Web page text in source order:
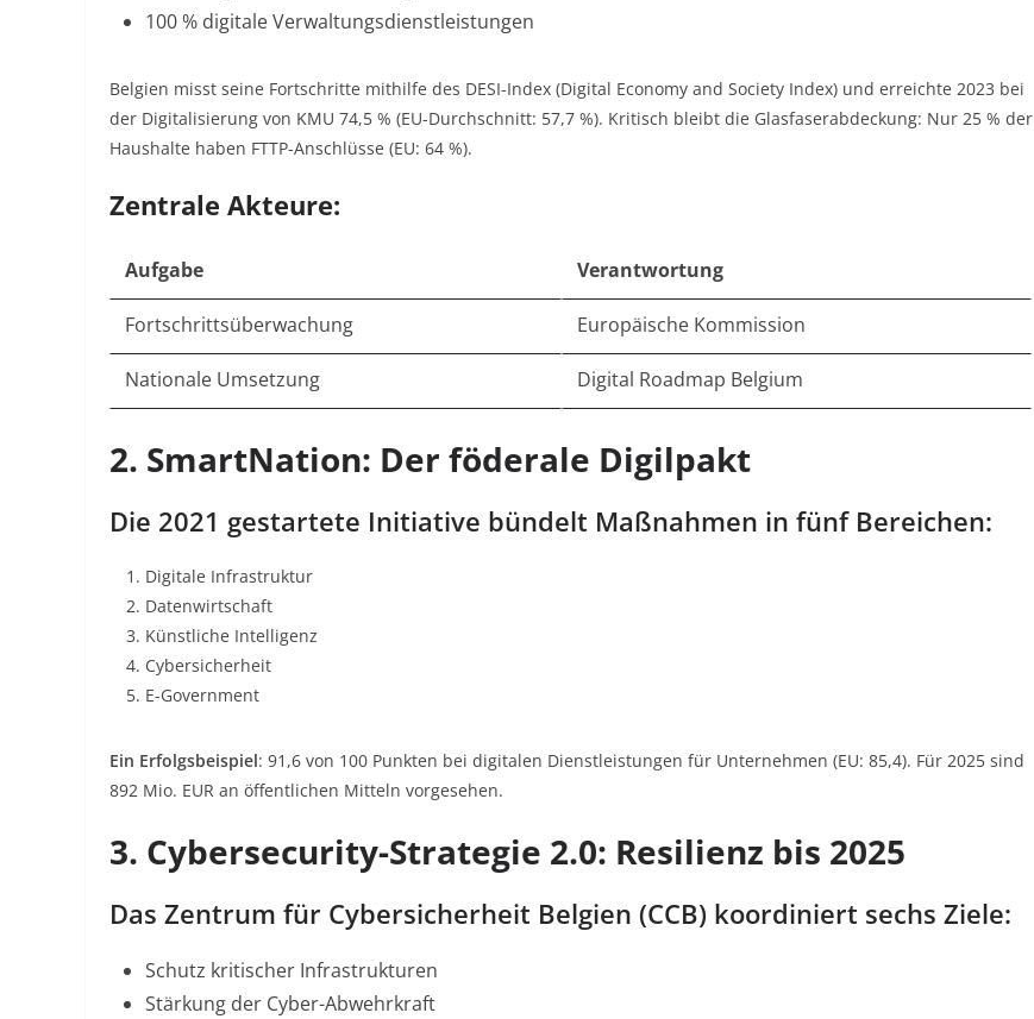
100 % digitale Verwaltungsdienstleistungen
Belgien misst seine Fortschritte mithilfe des DESI-Index (Digital Economy and Society Index) und erreichte 2023 bei
der Digitalisierung von KMU 74,5 % (EU-Durchschnitt: 57,7 %). Kritisch bleibt die Glasfaserabdeckung: Nur 25 % der
Haushalte haben FTTP-Anschlüsse (EU: 64 %).
Zentrale Akteure:
Aufgabe Verantwortung
Fortschrittsüberwachung Europäische Kommission
Nationale Umsetzung Digital Roadmap Belgium
2. SmartNation: Der föderale Digilpakt
Die 2021 gestartete Initiative bündelt Maßnahmen in fünf Bereichen:
Digitale Infrastruktur
Datenwirtschaft
Künstliche Intelligenz
Cybersicherheit
E-Government
Ein Erfolgsbeispiel: 91,6 von 100 Punkten bei digitalen Dienstleistungen für Unternehmen (EU: 85,4). Für 2025 sind
892 Mio. EUR an öffentlichen Mitteln vorgesehen.
3. Cybersecurity-Strategie 2.0: Resilienz bis 2025
Das Zentrum für Cybersicherheit Belgien (CCB) koordiniert sechs Ziele:
Schutz kritischer Infrastrukturen
Stärkung der Cyber-Abwehrkraft